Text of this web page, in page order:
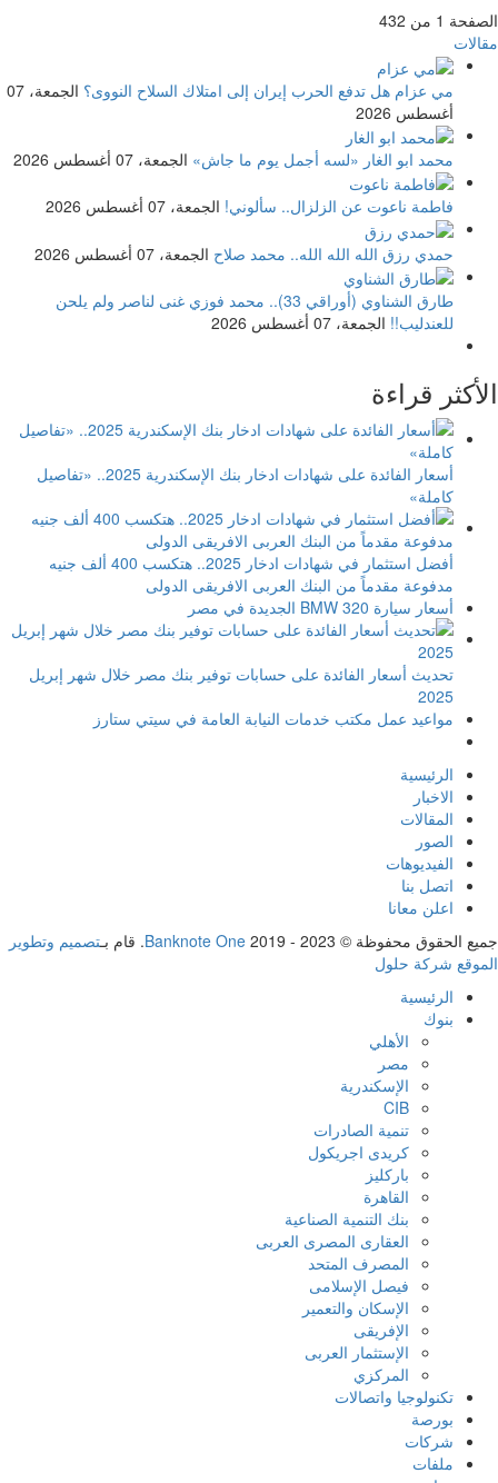
الصفحة 1 من 432
مقالات
مي عزام هل تدفع الحرب إيران إلى امتلاك السلاح النووى؟
الجمعة، 07
أغسطس 2026
محمد ابو الغار «لسه أجمل يوم ما جاش» الجمعة، 07 أغسطس 2026
فاطمة ناعوت عن الزلزال.. سألوني! الجمعة، 07 أغسطس 2026
حمدي رزق الله الله الله.. محمد صلاح الجمعة، 07 أغسطس 2026
طارق الشناوي
(أوراقي 33).. محمد فوزي غنى لناصر ولم يلحن
للعندليب!! الجمعة، 07 أغسطس 2026
الأكثر قراءة
أسعار الفائدة على شهادات ادخار بنك الإسكندرية 2025.. «تفاصيل
كاملة»
أفضل استثمار في شهادات ادخار 2025.. هتكسب 400 ألف جنيه
مدفوعة مقدماً من البنك العربى الافريقى الدولى
أسعار سيارة BMW 320 الجديدة في مصر
تحديث أسعار الفائدة على حسابات توفير بنك مصر خلال شهر إبريل
2025
مواعيد عمل مكتب خدمات النيابة العامة في سيتي ستارز
الرئيسية
الاخبار
المقالات
الصور
الفيديوهات
اتصل بنا
اعلن معانا
جميع الحقوق محفوظة ©
Banknote One 2019 - 2023. قام بـ
تصميم وتطوير
الموقع شركة حلول
الرئيسية
بنوك
الأهلي
مصر
الإسكندرية
CIB
تنمية الصادرات
كريدى اجريكول
باركليز
القاهرة
بنك التنمية الصناعية
العقارى المصرى العربى
المصرف المتحد
فيصل الإسلامى
الإسكان والتعمير
الإفريقى
الإستثمار العربى
المركزي
تكنولوجيا واتصالات
بورصة
شركات
ملفات